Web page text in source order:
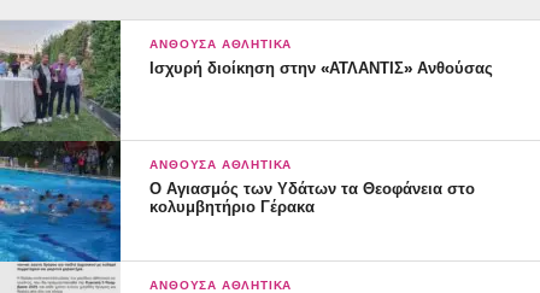
ΑΝΘΟΎΣΑ ΑΘΛΗΤΙΚΆ
Ισχυρή διοίκηση στην «ΑΤΛΑΝΤΙΣ» Ανθούσας
ΑΝΘΟΎΣΑ ΑΘΛΗΤΙΚΆ
Ο Αγιασμός των Υδάτων τα Θεοφάνεια στο
κολυμβητήριο Γέρακα
ΑΝΘΟΎΣΑ ΑΘΛΗΤΙΚΆ